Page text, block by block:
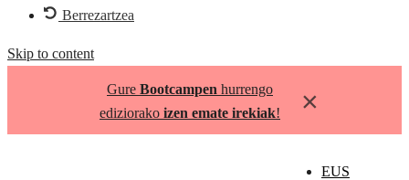
Berrezartzea
Skip to content
Gure Bootcampen hurrengo
ediziorako izen emate irekiak! ×
EUS